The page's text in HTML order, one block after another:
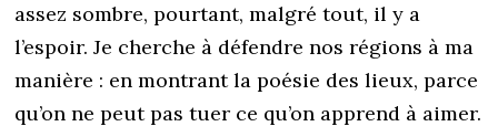
assez sombre, pourtant, malgré tout, il y a
l’espoir. Je cherche à défendre nos régions à ma
manière : en montrant la poésie des lieux, parce
qu’on ne peut pas tuer ce qu’on apprend à aimer.